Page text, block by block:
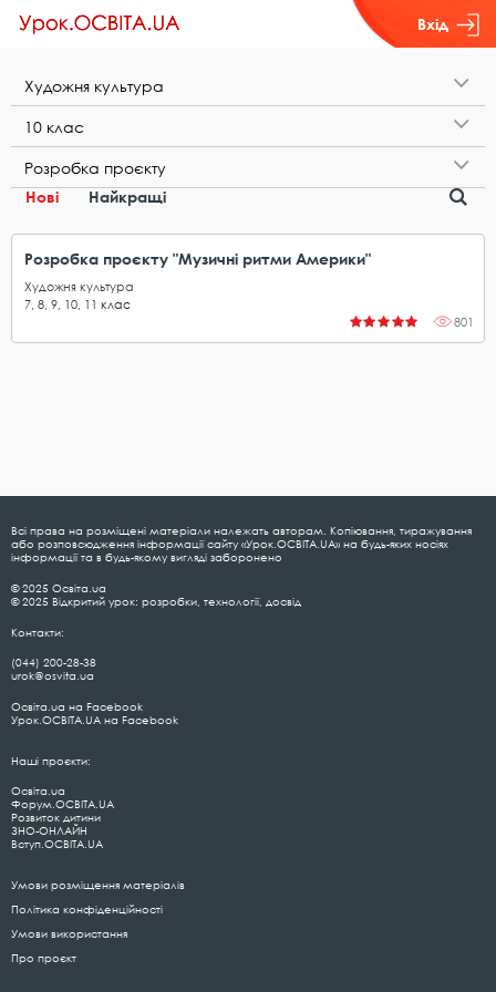
Вхід
Х​у​д​о​ж​н​я​ ​к​у​л​ь​т​у​р​а
1​0​ ​к​л​а​с
Р​о​з​р​о​б​к​а​ ​п​р​о​є​к​т​у
Нові
Найкращі
Розробка проєкту "Музичні ритми Америки"
Художня культура
7 8 9 10 11 клас
801
Всі права на розміщені матеріали належать авторам. Копіювання, тиражування
або розповсюдження інформації сайту «Урок.ОСВІТА.UA» на будь-яких носіях
інформації та в будь-якому вигляді заборонено
© 2025 Освіта.ua
© 2025 Відкритий урок: розробки, технології, досвід
Контакти:
(044) 200-28-38
urok@osvita.ua
Освіта.ua на Facebook
Урок.ОСВІТА.UA на Facebook
Наші проєкти:
Освіта.ua
Форум.ОСВІТА.UA
Розвиток дитини
ЗНО-ОНЛАЙН
Вступ.ОСВІТА.UA
Умови розміщення матеріалів
Політика конфіденційності
Умови використання
Про проєкт